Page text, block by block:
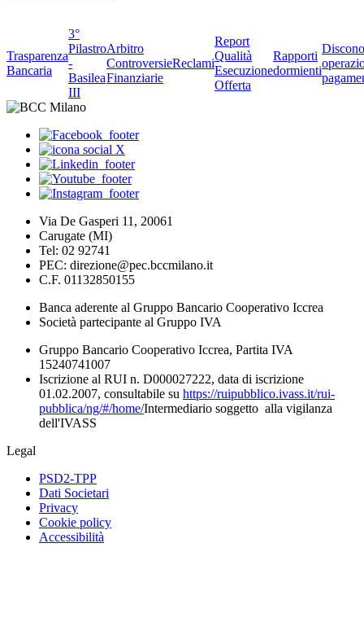
Trasparenza
Bancaria
3°
Pilastro
-
Basilea
III
Arbitro
Controversie
Finanziarie
Reclami
Report
Qualità
Esecuzione
Offerta
Rapporti
dormienti
Via De Gasperi 11, 20061
Carugate (MI)
Tel: 02 92741
PEC: direzione@pec.bccmilano.it
C.F. 01132850155
Banca aderente al Gruppo Bancario Cooperativo Iccrea
Società partecipante al Gruppo IVA
Gruppo Bancario Cooperativo Iccrea, Partita IVA
15240741007
Iscrizione al RUI n. D000027222, data di iscrizione
01.02.2007, consultabile su https://ruipubblico.ivass.it/rui-
pubblica/ng/#/home/Intermediario soggetto alla vigilanza
dell'IVASS
Legal
PSD2-TPP
Dati Societari
Privacy
Cookie policy
Accessibilità